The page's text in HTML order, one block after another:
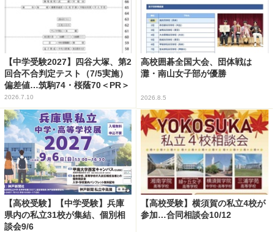
【中学受験2027】四谷大塚、第2
回合不合判定テスト（7/5実施）
偏差値…筑駒74・桜蔭70＜PR＞
2026.7.10
高校囲碁全国大会、団体戦は
灘・南山女子部が優勝
2026.8.5
【高校受験】【中学受験】兵庫
県内の私立31校が集結、個別相
談会9/6
【高校受験】横須賀の私立4校が
参加…合同相談会10/12